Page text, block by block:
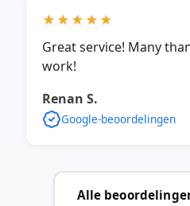
★★★★★
Great service! Many
work!
Renan S.
Google-beoordelingen
Alle